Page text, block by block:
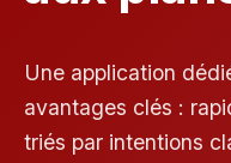
Une application
avantages clés :
triés par intentions